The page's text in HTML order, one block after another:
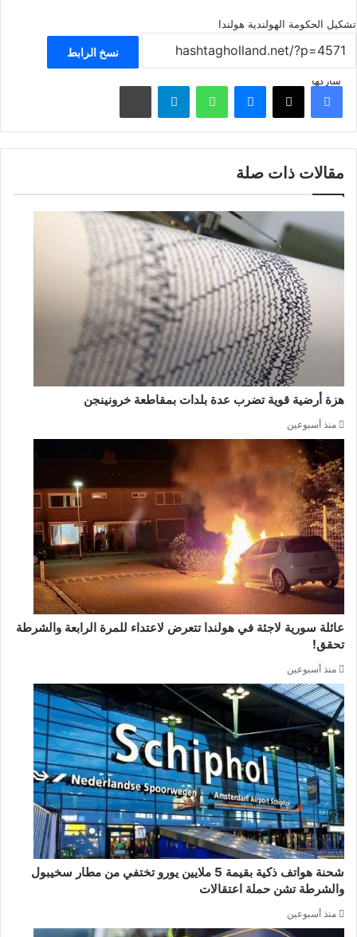
تشكيل الحكومة الهولندية هولندا
نسخ الرابط
شاركهافيسبوك ‫X ماسنجر واتساب تيلقرام مشاركة عبر البريد
مقالات ذات صلة
هزة أرضية قوية تضرب عدة بلدات بمقاطعة خرونينجن
منذ أسبوعين
عائلة سورية لاجئة في هولندا تتعرض لاعتداء للمرة الرابعة والشرطة
تحقق!
منذ أسبوعين
شحنة هواتف ذكية بقيمة 5 ملايين يورو تختفي من مطار سخيبول
والشرطة تشن حملة اعتقالات
منذ أسبوعين